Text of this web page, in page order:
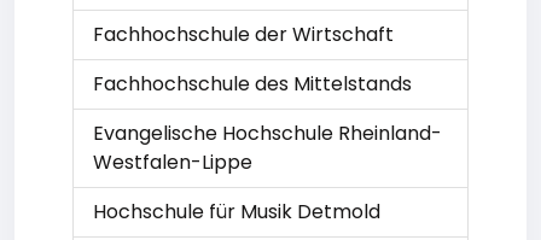
Fachhochschule der Wirtschaft
Fachhochschule des Mittelstands
Evangelische Hochschule Rheinland-
Westfalen-Lippe
Hochschule für Musik Detmold